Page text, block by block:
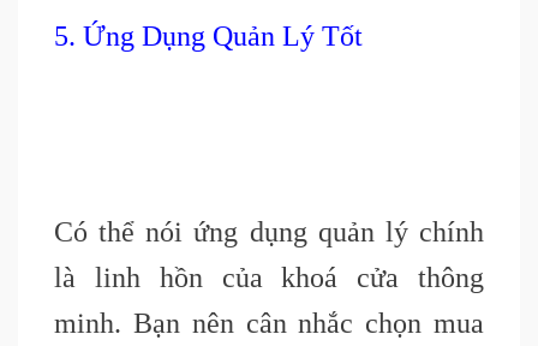
5. Ứng Dụng Quản Lý Tốt
Có thể nói ứng dụng quản lý chính
là linh hồn của khoá cửa thông
minh. Bạn nên cân nhắc chọn mua